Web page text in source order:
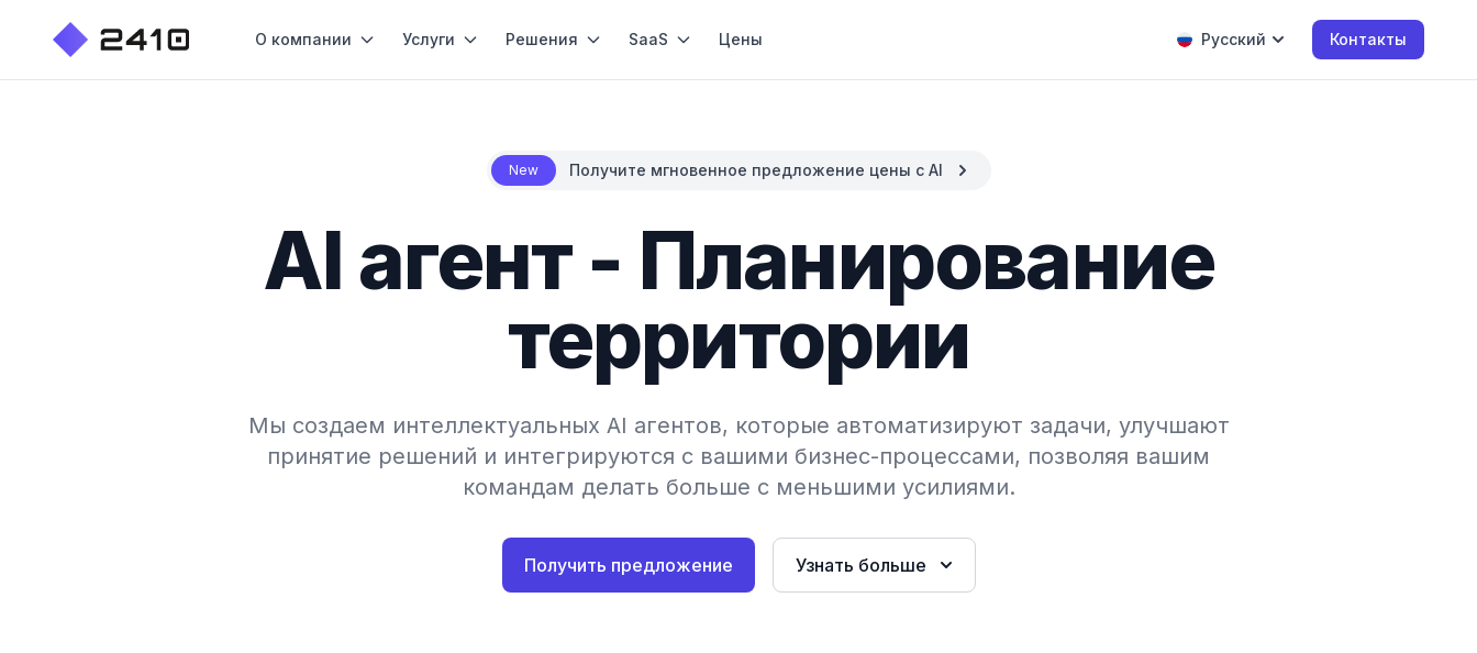
О компании Услуги Решения SaaS Цены Русский Контакты
New Получите мгновенное предложение цены с AI
AI агент - Планирование
территории
Мы создаем интеллектуальных AI агентов, которые автоматизируют задачи, улучшают
принятие решений и интегрируются с вашими бизнес-процессами, позволяя вашим
командам делать больше с меньшими усилиями.
Получить предложение Узнать больше